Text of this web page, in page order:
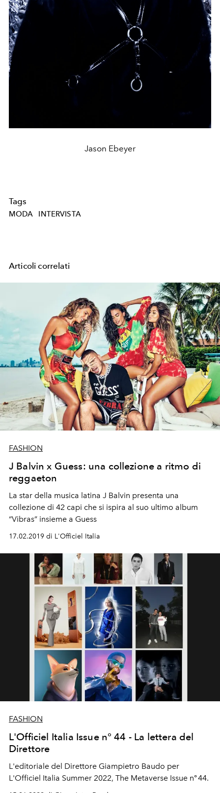
Jason Ebeyer
Tags
MODA INTERVISTA
Articoli correlati
FASHION
J Balvin x Guess: una collezione a ritmo di
reggaeton
La star della musica latina J Balvin presenta una
collezione di 42 capi che si ispira al suo ultimo album
“Vibras” insieme a Guess
17.02.2019 di L'Officiel Italia
FASHION
L'Officiel Italia Issue n° 44 - La lettera del
Direttore
L'editoriale del Direttore Giampietro Baudo per
L'Officiel Italia Summer 2022, The Metaverse Issue n° 44.